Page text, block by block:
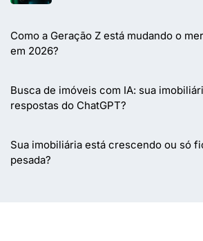
Como a Geração Z está mudando o
em 2026?
Busca de imóveis com IA: sua
respostas do ChatGPT?
Sua imobiliária está crescendo ou só
pesada?